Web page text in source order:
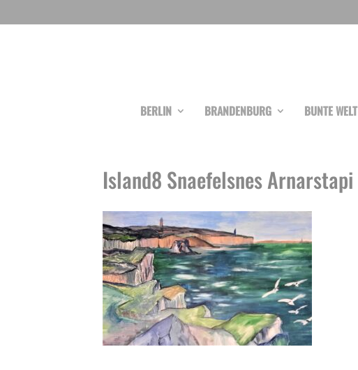
BERLIN BRANDENBURG BUNTE WELT
Island8 Snaefelsnes Arnarstapi